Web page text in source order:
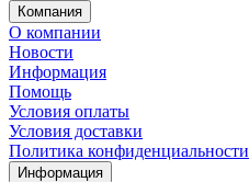
Компания
О компании
Новости
Информация
Помощь
Условия оплаты
Условия доставки
Политика конфиденциальности
Информация